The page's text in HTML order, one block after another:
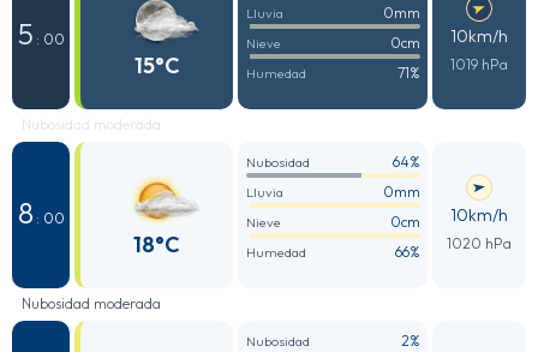
5 : 00
15°C
Lluvia 0mm
Nieve 0cm
Humedad 71%
10km/h
1019 hPa
Nubosidad moderada
8 : 00
18°C
Nubosidad 64%
Lluvia 0mm
Nieve 0cm
Humedad 66%
10km/h
1020 hPa
Nubosidad moderada
Nubosidad 2%